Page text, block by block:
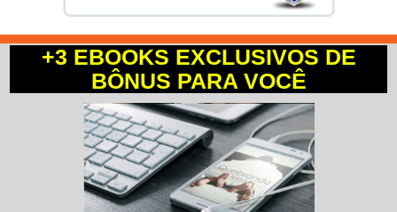
+3 EBOOKS EXCLUSIVOS DE
BÔNUS PARA VOCÊ